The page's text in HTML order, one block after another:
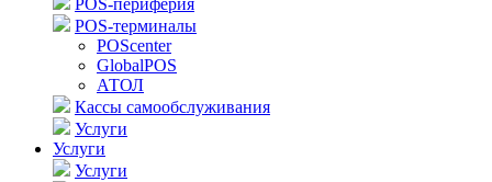
POS-периферия
POS-терминалы
POScenter
GlobalPOS
АТОЛ
Кассы самообслуживания
Услуги
Услуги
Услуги